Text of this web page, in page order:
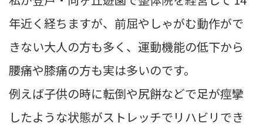
年近く経ちますが、前屈やしゃがむ動作がで
きない大人の方も多く、運動機能の低下から
腰痛や膝痛の方も実は多いのです。
例えば子供の時に転倒や尻餅などで足が痙攣
したような状態がストレッチでリハビリでき